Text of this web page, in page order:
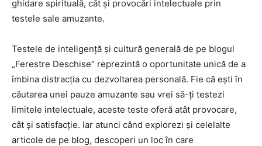
ghidare spirituală, cât și provocări intelectuale prin
testele sale amuzante.
Testele de inteligență și cultură generală de pe blogul
„Ferestre Deschise” reprezintă o oportunitate unică de a
îmbina distracția cu dezvoltarea personală. Fie că ești în
căutarea unei pauze amuzante sau vrei să-ți testezi
limitele intelectuale, aceste teste oferă atât provocare,
cât și satisfacție. Iar atunci când explorezi și celelalte
articole de pe blog, descoperi un loc în care